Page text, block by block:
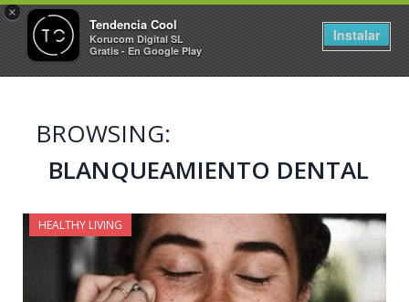
×
Tendencia Cool
Korucom Digital SL
Gratis - En Google Play
Instalar
BROWSING:
BLANQUEAMIENTO DENTAL
HEALTHY LIVING